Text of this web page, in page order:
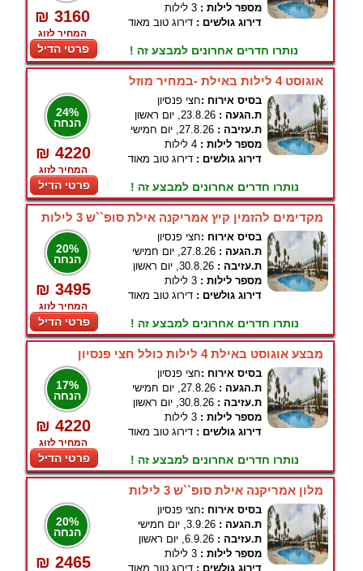
₪ 3160
המחיר לזוג
פרטי הדיל
מספר לילות : 3 לילות
דירוג גולשים : דירוג טוב מאוד
נותרו חדרים אחרונים למבצע זה !
אוגוסט 4 לילות באילת -במחיר מוזל
24%
הנחה
₪ 4220
המחיר לזוג
פרטי הדיל
בסיס אירוח :חצי פנסיון
ת.הגעה : 23.8.26, יום ראשון
ת.עזיבה : 27.8.26, יום חמישי
מספר לילות : 4 לילות
דירוג גולשים : דירוג טוב מאוד
נותרו חדרים אחרונים למבצע זה !
מקדימים להזמין קיץ אמריקנה אילת סופ``ש 3 לילות
20%
הנחה
₪ 3495
המחיר לזוג
פרטי הדיל
בסיס אירוח :חצי פנסיון
ת.הגעה : 27.8.26, יום חמישי
ת.עזיבה : 30.8.26, יום ראשון
מספר לילות : 3 לילות
דירוג גולשים : דירוג טוב מאוד
נותרו חדרים אחרונים למבצע זה !
מבצע אוגוסט באילת 4 לילות כולל חצי פנסיון
17%
הנחה
₪ 4220
המחיר לזוג
פרטי הדיל
בסיס אירוח :חצי פנסיון
ת.הגעה : 27.8.26, יום חמישי
ת.עזיבה : 30.8.26, יום ראשון
מספר לילות : 3 לילות
דירוג גולשים : דירוג טוב מאוד
נותרו חדרים אחרונים למבצע זה !
מלון אמריקנה אילת סופ``ש 3 לילות
20%
הנחה
₪ 2465
בסיס אירוח :חצי פנסיון
ת.הגעה : 3.9.26, יום חמישי
ת.עזיבה : 6.9.26, יום ראשון
מספר לילות : 3 לילות
דירוג גולשים : דירוג טוב מאוד